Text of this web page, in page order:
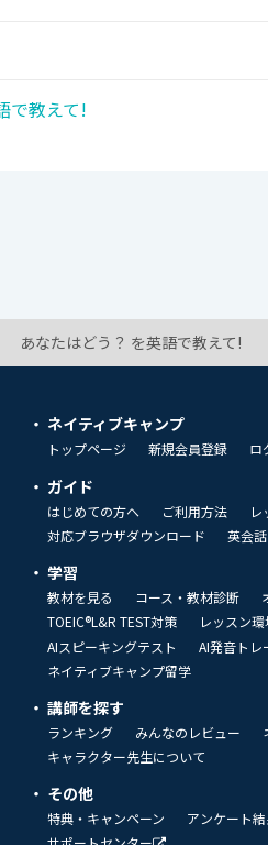
で教えて!
あなたはどう？ を英語で教えて!
ネイティブキャンプ
トップページ 新規会員登録 ロ
ガイド
はじめての方へ ご利用方法
対応ブラウザダウンロード
英会
学習
教材を見る コース・教材診断
TOEIC®L&R TEST対策
レッスン
AIスピーキングテスト
AI発音トレ
ネイティブキャンプ留学
講師を探す
ランキング みんなのレビュー
キャラクター先生について
その他
特典・キャンペーン アンケート